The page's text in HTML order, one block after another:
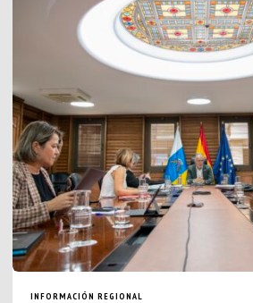
INFORMACIÓN REGIONAL